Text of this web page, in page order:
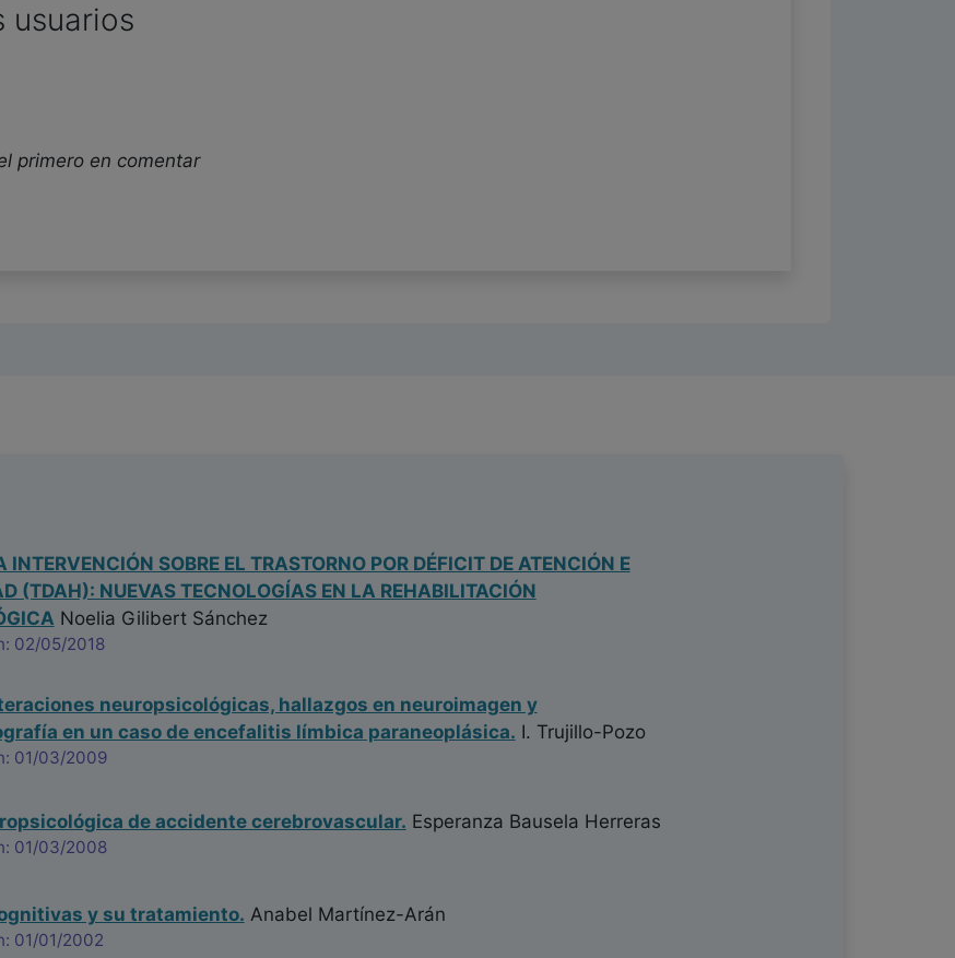
usuarios
primero en comentar
INTERVENCIÓN SOBRE EL TRASTORNO POR DÉFICIT DE ATENCIÓN E
(TDAH): NUEVAS TECNOLOGÍAS EN LA REHABILITACIÓN
Noelia Gilibert Sánchez
02/05/2018
neuropsicológicas, hallazgos en neuroimagen y
en un caso de encefalitis límbica paraneoplásica. I. Trujillo-Pozo
01/03/2009
de accidente cerebrovascular. Esperanza Bausela Herreras
01/03/2008
y su tratamiento. Anabel Martínez-Arán
01/01/2002